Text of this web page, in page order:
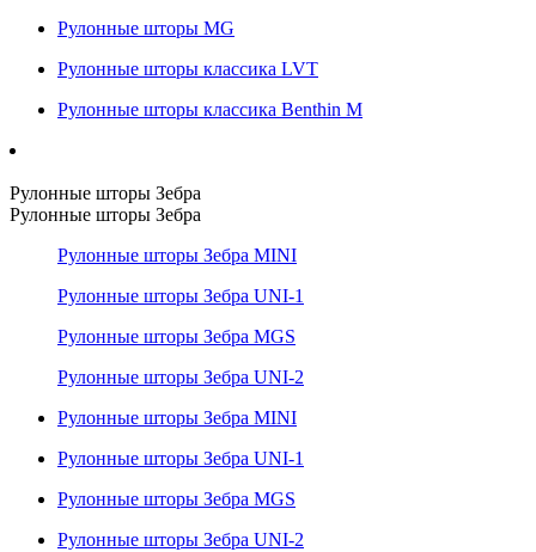
Рулонные шторы MG
Рулонные шторы классика LVT
Рулонные шторы классика Benthin M
Рулонные шторы Зебра
Рулонные шторы Зебра
Рулонные шторы Зебра MINI
Рулонные шторы Зебра UNI-1
Рулонные шторы Зебра MGS
Рулонные шторы Зебра UNI-2
Рулонные шторы Зебра MINI
Рулонные шторы Зебра UNI-1
Рулонные шторы Зебра MGS
Рулонные шторы Зебра UNI-2